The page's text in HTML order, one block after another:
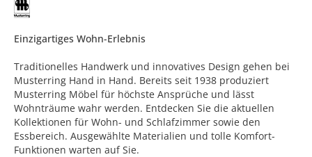
Einzigartiges Wohn-Erlebnis
Traditionelles Handwerk und innovatives Design gehen bei
Musterring Hand in Hand. Bereits seit 1938 produziert
Musterring Möbel für höchste Ansprüche und lässt
Wohnträume wahr werden. Entdecken Sie die aktuellen
Kollektionen für Wohn- und Schlafzimmer sowie den
Essbereich. Ausgewählte Materialien und tolle Komfort-
Funktionen warten auf Sie.